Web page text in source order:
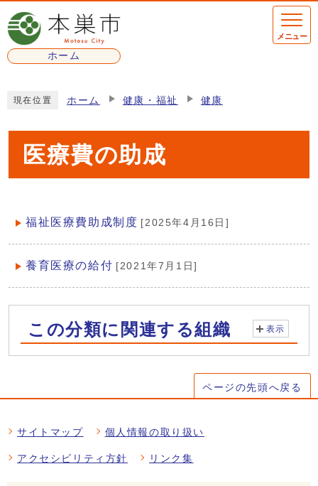
ページの先頭です
ホーム
メニュー
現在位置 ホーム 健康・福祉 健康
医療費の助成
メインメニュー
福祉医療費助成制度 [2025年4月16日]
養育医療の給付 [2021年7月1日]
この分類に関連する組織 表示
ページの先頭へ戻る
サイトマップ 個人情報の取り扱い
アクセシビリティ方針 リンク集